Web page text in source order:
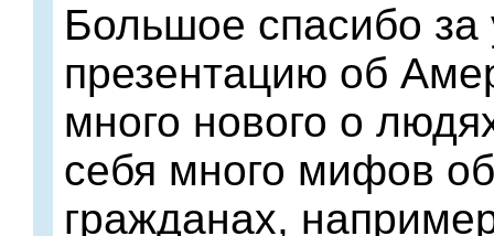
Большое спасибо за
презентацию об
много нового о
себя много мифов
гражданах,